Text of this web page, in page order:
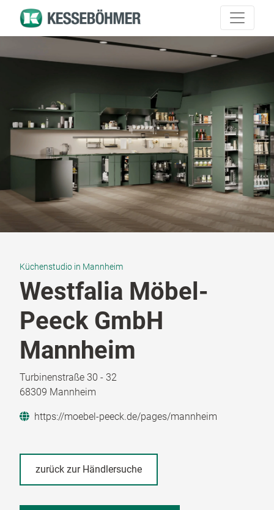
Küchenstudio in Mannheim
Westfalia Möbel-
Peeck GmbH
Mannheim
Turbinenstraße 30 - 32
68309 Mannheim
https://moebel-peeck.de/pages/mannheim
zurück zur Händlersuche